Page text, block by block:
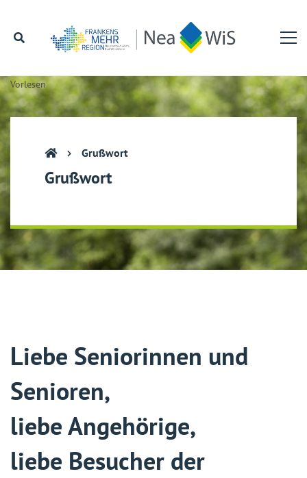
Vorlesen
Grußwort
Grußwort
Liebe Seniorinnen und
Senioren,
liebe Angehörige,
liebe Besucher der